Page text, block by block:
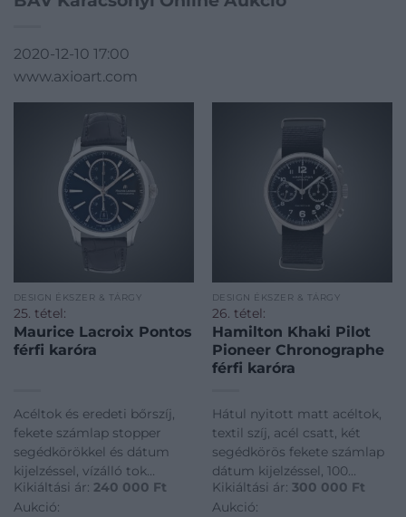
2020-12-10 17:00
www.axioart.com
DESIGN ÉKSZER & TÁRGY
25. tétel:
Maurice Lacroix Pontos
férfi karóra
Acéltok és eredeti bőrszíj,
fekete számlap stopper
segédkörökkel és dátum
kijelzéssel, vízálló tok
tükröződésmentes
zafírüveggel, automata
Kikiáltási ár: 240 000 Ft
Aukció:
DESIGN ÉKSZER & TÁRGY
26. tétel:
Hamilton Khaki Pilot
Pioneer Chronographe
férfi karóra
Hátul nyitott matt acéltok,
textil szíj, acél csatt, két
segédkörös fekete számlap
dátum kijelzéssel, 100
méterig vízálló tok zafír
kristályüveggel, 27 köves
Kikiáltási ár: 300 000 Ft
Aukció: